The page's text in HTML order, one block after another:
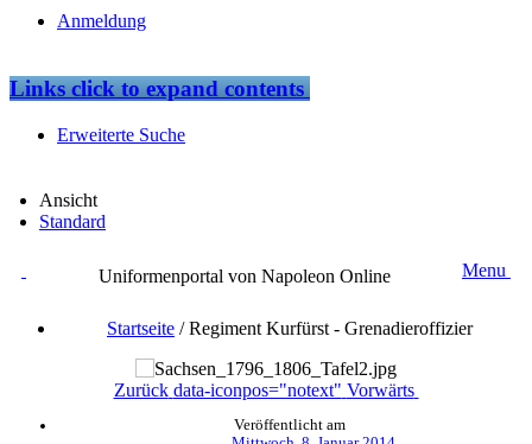
Anmeldung
Linksclick to expand contents
Erweiterte Suche
Ansicht
Standard
Uniformenportal von Napoleon Online Menu
Startseite /Regiment Kurfürst - Grenadieroffizier
Zurück data-iconpos="notext" Vorwärts
Veröffentlicht am